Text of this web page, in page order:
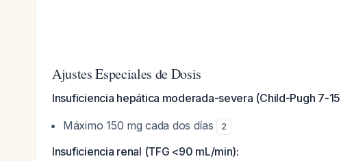
Ajustes Especiales de Dosis
Insuficiencia hepática moderada-severa (Child-Pugh 7-
Máximo 150 mg cada dos días
2
Insuficiencia renal (TFG <90 mL/min):